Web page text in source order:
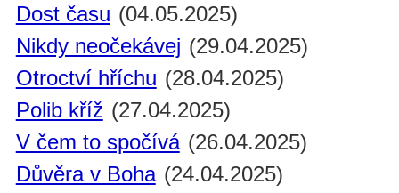
Dost času (04.05.2025)
Nikdy neočekávej (29.04.2025)
Otroctví hříchu (28.04.2025)
Polib kříž (27.04.2025)
V čem to spočívá (26.04.2025)
Důvěra v Boha (24.04.2025)